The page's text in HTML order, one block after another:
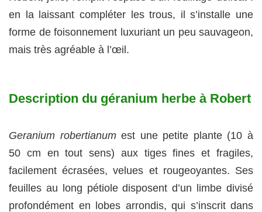
en la laissant compléter les trous, il s’installe une
forme de foisonnement luxuriant un peu sauvageon,
mais très agréable à l’œil.
Description du géranium herbe à Robert
Geranium robertianumest une petite plante (10 à
50 cm en tout sens) aux tiges fines et fragiles,
facilement écrasées, velues et rougeoyantes. Ses
feuilles au long pétiole disposent d’un limbe divisé
profondément en lobes arrondis, qui s’inscrit dans